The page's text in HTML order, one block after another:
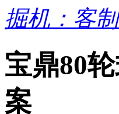
掘机：客
宝鼎80
案